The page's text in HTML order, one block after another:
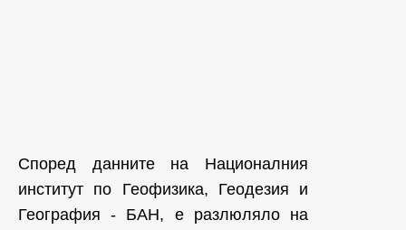
Според данните на Националния
институт по Геофизика, Геодезия и
География - БАН, е разлюляло на